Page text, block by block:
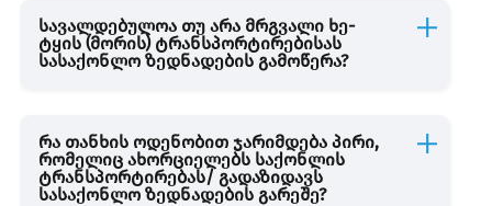
სავალდებულოა თუ არა მრგვალი ხე-
ტყის (მორის) ტრანსპორტირებისას
სასაქონლო ზედნადების გამოწერა?
რა თანხის ოდენობით ჯარიმდება პირი,
რომელიც ახორციელებს საქონლის
ტრანსპორტირებას/ გადაზიდავს
სასაქონლო ზედნადების გარეშე?